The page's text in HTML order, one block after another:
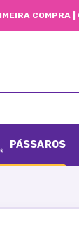
COMPRA |
PÁSSAROS